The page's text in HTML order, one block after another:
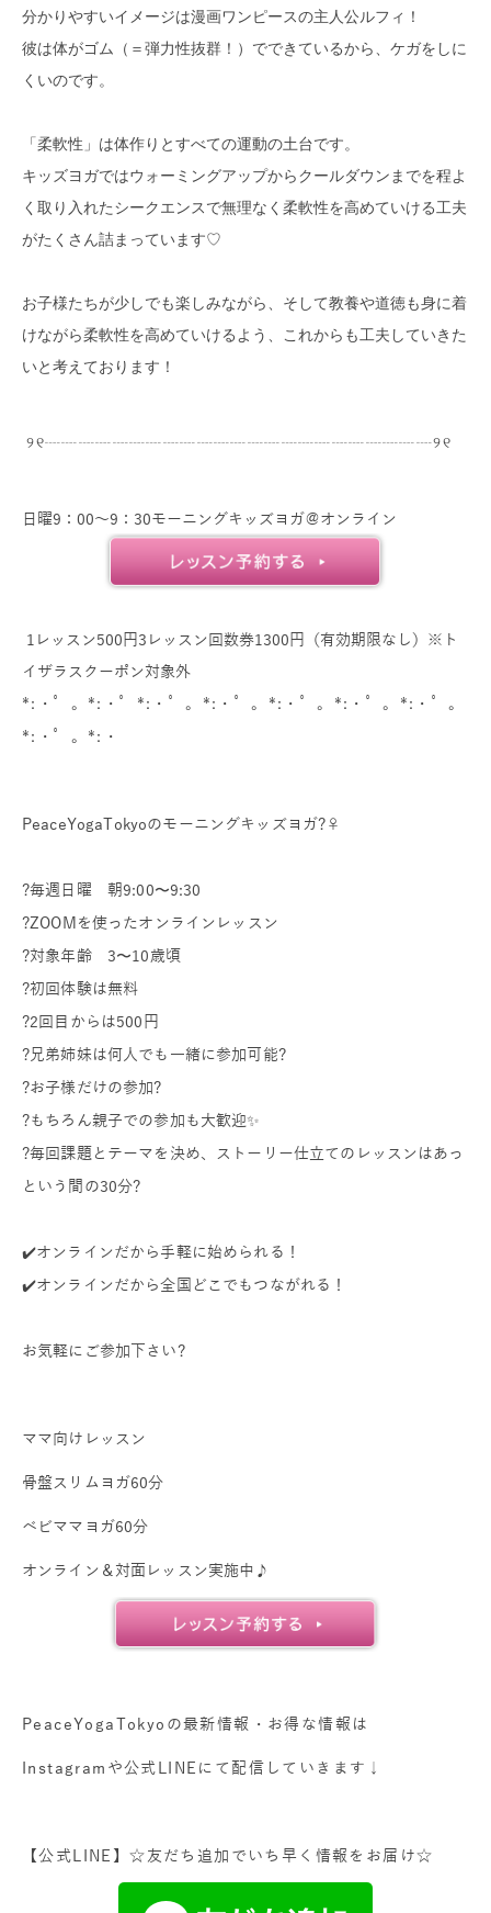
分かりやすいイメージは漫画ワンピースの主人公ルフィ！
彼は体がゴム（＝弾力性抜群！）でできているから、 ケガをしに
くいのです。
「柔軟性」は体作りとすべての運動の土台です。
キッズヨガではウォーミングアップからクールダウンまでを程よ
く 取り入れたシークエンスで無理なく柔軟性を高めていける工夫
がた くさん詰まっています♡
お子様たちが少しでも楽しみながら、 そして教養や道徳も身に着
けながら柔軟性を高めていけるよう、
これからも工夫していきた
いと考えております！
୨୧┈┈┈┈┈┈┈┈┈┈┈┈┈┈┈┈┈┈┈┈┈┈┈୨୧
日曜9：00～9：30モーニングキッズヨガ＠オンライン
1レッスン500円3レッスン回数券1300円（有効期限なし）※ト
イザラスクーポン対象外
*:・゜。*:・゜*:・゜。*:・゜。*:・゜。*:・゜。*:・゜。
*:・゜。*:・
PeaceYogaTokyoのモーニングキッズヨガ?‍♀️
?毎週日曜 朝9:00〜9:30
?ZOOMを使ったオンラインレッスン
?対象年齢 3〜10歳頃
?初回体験は無料
?2回目からは500円
?兄弟姉妹は何人でも一緒に参加可能?
?お子様だけの参加?
?もちろん親子での参加も大歓迎✨
?毎回課題とテーマを決め、ストーリー仕立てのレッスンはあっ
という間の30分?
✔️オンラインだから手軽に始められる！
✔️オンラインだから全国どこでもつながれる！
お気軽にご参加下さい?
ママ向けレッスン
骨盤スリムヨガ60分
ベビママヨガ60分
オンライン＆対面レッスン実施中♪
PeaceYogaTokyoの最新情報・お得な情報は
Instagramや公式LINEにて配信していきます↓
【公式LINE】☆友だち追加でいち早く情報をお届け☆